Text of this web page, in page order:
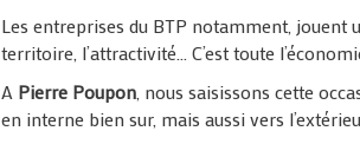
Les entreprises du BTP notamment, jouent
territoire, l’attractivité… C’est toute
A Pierre Poupon , nous saisissons cette
en interne bien sur, mais aussi vers